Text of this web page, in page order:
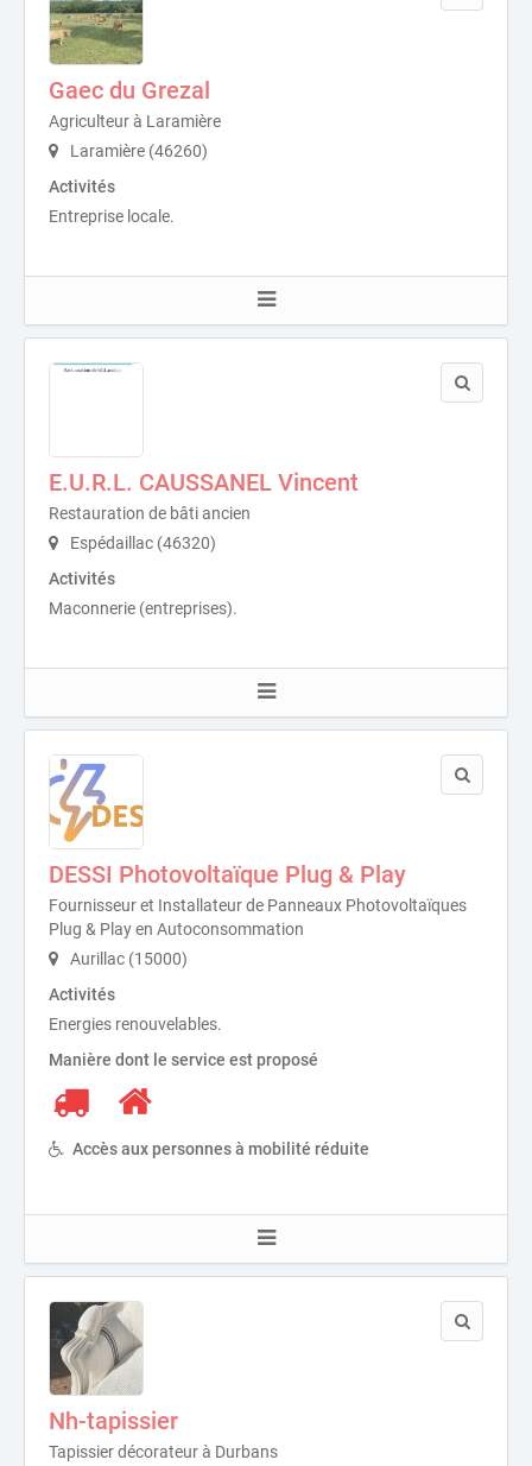
Gaec du Grezal
Agriculteur à Laramière
Laramière (46260)
Activités
Entreprise locale.
E.U.R.L. CAUSSANEL Vincent
Restauration de bâti ancien
Espédaillac (46320)
Activités
Maconnerie (entreprises).
DESSI Photovoltaïque Plug & Play
Fournisseur et Installateur de Panneaux Photovoltaïques
Plug & Play en Autoconsommation
Aurillac (15000)
Activités
Energies renouvelables.
Manière dont le service est proposé
Accès aux personnes à mobilité réduite
Nh-tapissier
Tapissier décorateur à Durbans